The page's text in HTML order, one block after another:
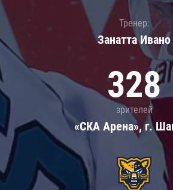
Тренер:
Занатта Иванo
328
зрителей
«СКА Арена», г.